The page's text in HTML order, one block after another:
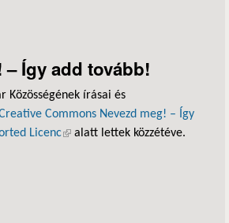
– Így add tovább!
Közösségének írásai és
Commons Nevezd meg! – Így
Licenc(külső hivatkozás)
alatt lettek közzétéve.